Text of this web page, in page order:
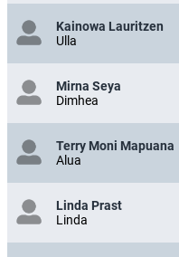
Kainowa Lauritzen
Ulla
Mirna Seya
Dimhea
Terry Moni Mapuana
Alua
Linda Prast
Linda